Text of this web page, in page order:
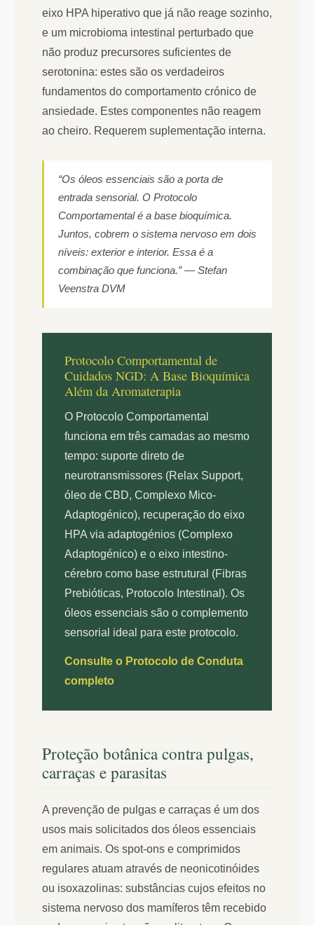
eixo HPA hiperativo que já não reage sozinho,
e um microbioma intestinal perturbado que
não produz precursores suficientes de
serotonina: estes são os verdadeiros
fundamentos do comportamento crónico de
ansiedade. Estes componentes não reagem
ao cheiro. Requerem suplementação interna.
“Os óleos essenciais são a porta de
entrada sensorial. O Protocolo
Comportamental é a base bioquímica.
Juntos, cobrem o sistema nervoso em dois
níveis: exterior e interior. Essa é a
combinação que funciona.” — Stefan
Veenstra DVM
Protocolo Comportamental de
Cuidados NGD: A Base Bioquímica
Além da Aromaterapia
O Protocolo Comportamental
funciona em três camadas ao mesmo
tempo: suporte direto de
neurotransmissores (Relax Support,
óleo de CBD, Complexo Mico-
Adaptogénico), recuperação do eixo
HPA via adaptogénios (Complexo
Adaptogénico) e o eixo intestino-
cérebro como base estrutural (Fibras
Prebióticas, Protocolo Intestinal). Os
óleos essenciais são o complemento
sensorial ideal para este protocolo.
Consulte o Protocolo de Conduta
completo
Proteção botânica contra pulgas,
carraças e parasitas
A prevenção de pulgas e carraças é um dos
usos mais solicitados dos óleos essenciais
em animais. Os spot-ons e comprimidos
regulares atuam através de neonicotinóides
ou isoxazolinas: substâncias cujos efeitos no
sistema nervoso dos mamíferos têm recebido